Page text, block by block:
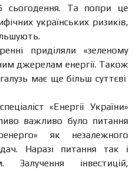
сьогодення. Та попри це
українських ризиків,
приділяли «зеленому
джерелам енергії. Також
має ще більш суттєві
«Енергії України»
важливо було питання
як незалежного
Наразі питання так і
Залучення інвестицій,